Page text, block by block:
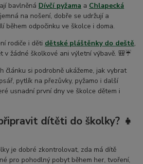
bavlněná Dívčí pyžama a Chlapecká
na nošení, dobře se udržují a
během odpočinku ve školce i doma.
rodiče i děti dětské pláštěnky do deště,
v žádné školkové ani výletní výbavě. 🎒☔
článku si podrobně ukážeme, jak vybrat
pytlík na přezůvky, pyžamo i další
usnadní první dny ve školce dětem i
dítěti do školky? 👧
je dobré zkontrolovat, zda má dítě
pro pohodlný pobyt během her, tvoření,